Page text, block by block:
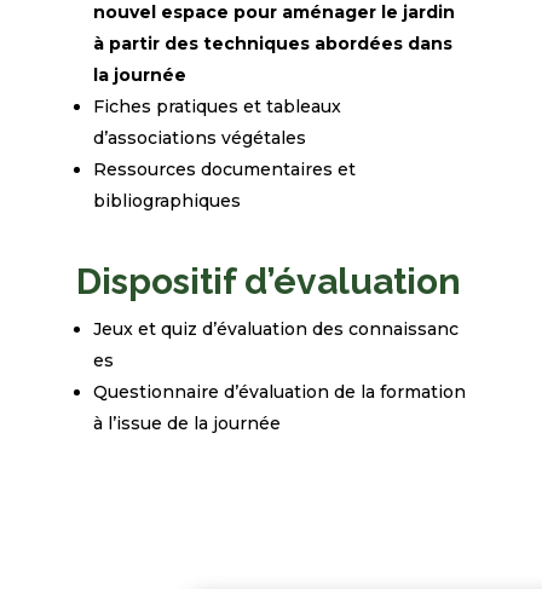
nouvel espace pour aménager le jardin
à partir des techniques abordées dans
la journée
Fiches pratiques et tableaux
d’associations végétales
Ressources documentaires et
bibliographiques
Dispositif d’évaluation
Jeux et quiz d’évaluation des connaissanc
es
Questionnaire d’évaluation de la formation
à l’issue de la journée